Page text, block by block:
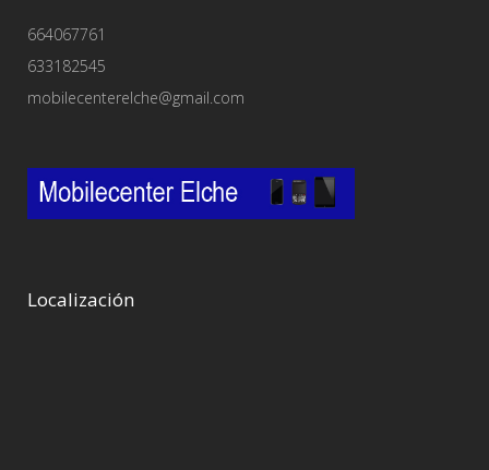
664067761
633182545
mobilecenterelche@gmail.com
Localización